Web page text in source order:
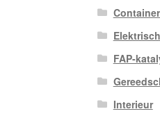
FAP-
Interieur